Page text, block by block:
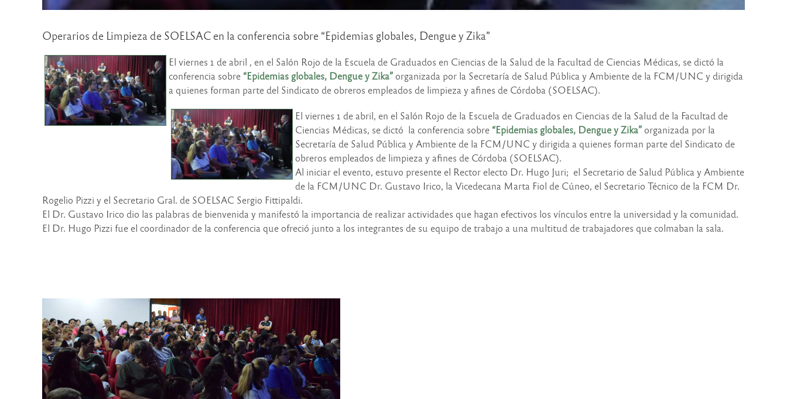
Operarios de Limpieza de SOELSAC en la conferencia sobre “Epidemias globales, Dengue y Zika”
El viernes 1 de abril , en el Salón Rojo de la Escuela de Graduados en Ciencias de la Salud de la Facultad de Ciencias Médicas, se dictó la
conferencia sobre “Epidemias globales, Dengue y Zika” organizada por la Secretaría de Salud Pública y Ambiente de la FCM/UNC y dirigida
a quienes forman parte del Sindicato de obreros empleados de limpieza y afines de Córdoba (SOELSAC).
El viernes 1 de abril, en el Salón Rojo de la Escuela de Graduados en Ciencias de la Salud de la Facultad de
Ciencias Médicas, se dictó la conferencia sobre “Epidemias globales, Dengue y Zika” organizada por la
Secretaría de Salud Pública y Ambiente de la FCM/UNC y dirigida a quienes forman parte del Sindicato de
obreros empleados de limpieza y afines de Córdoba (SOELSAC).
Al iniciar el evento, estuvo presente el Rector electo Dr. Hugo Juri; el Secretario de Salud Pública y Ambiente
de la FCM/UNC Dr. Gustavo Irico, la Vicedecana Marta Fiol de Cúneo, el Secretario Técnico de la FCM Dr.
Rogelio Pizzi y el Secretario Gral. de SOELSAC Sergio Fittipaldi.
El Dr. Gustavo Irico dio las palabras de bienvenida y manifestó la importancia de realizar actividades que hagan efectivos los vínculos entre la universidad y la comunidad.
El Dr. Hugo Pizzi fue el coordinador de la conferencia que ofreció junto a los integrantes de su equipo de trabajo a una multitud de trabajadores que colmaban la sala.